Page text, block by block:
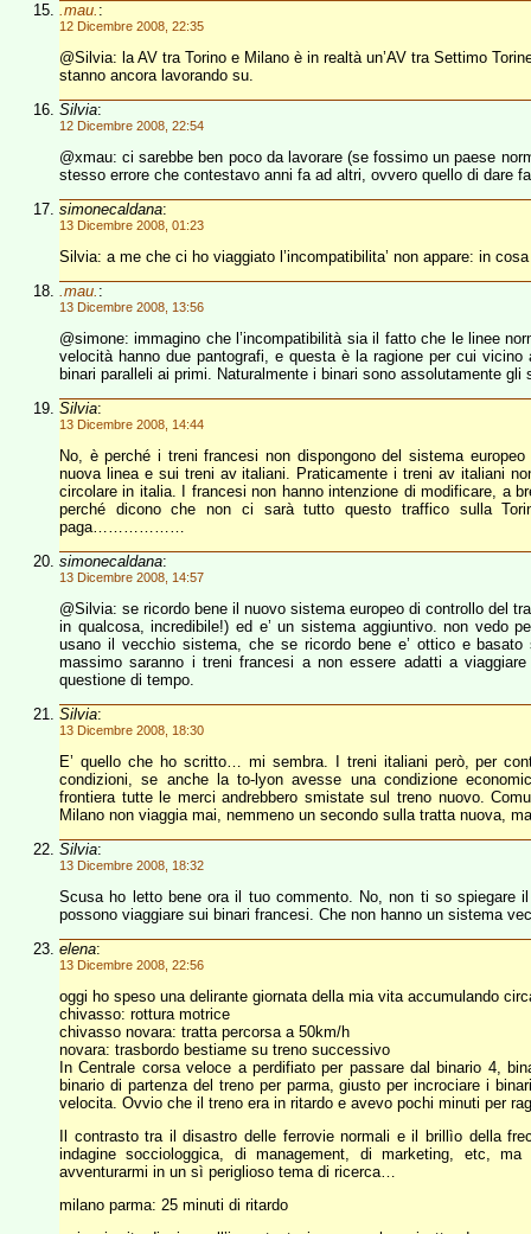
.mau. :
12 Dicembre 2008, 22:35
@Silvia: la AV tra Torino e Milano è in realtà un’AV tra Settimo
stanno ancora lavorando su.
Silvia:
12 Dicembre 2008, 22:54
@xmau: ci sarebbe ben poco da lavorare (se fossimo un paese
stesso errore che contestavo anni fa ad altri, ovvero quello di dare
simonecaldana:
13 Dicembre 2008, 01:23
Silvia: a me che ci ho viaggiato l’incompatibilita’ non appare: in
.mau. :
13 Dicembre 2008, 13:56
@simone: immagino che l’incompatibilità sia il fatto che le linee
velocità hanno due pantografi, e questa è la ragione per cui
binari paralleli ai primi. Naturalmente i binari sono assolutamente
Silvia:
13 Dicembre 2008, 14:44
No, è perché i treni francesi non dispongono del sistema
nuova linea e sui treni av italiani. Praticamente i treni av italiani
circolare in italia. I francesi non hanno intenzione di modificare, a
perché dicono che non ci sarà tutto questo traffico sulla
paga………………
simonecaldana:
13 Dicembre 2008, 14:57
@Silvia: se ricordo bene il nuovo sistema europeo di controllo del
in qualcosa, incredibile!) ed e’ un sistema aggiuntivo. non vedo
usano il vecchio sistema, che se ricordo bene e’ ottico e basato
massimo saranno i treni francesi a non essere adatti a
questione di tempo.
Silvia:
13 Dicembre 2008, 18:30
E’ quello che ho scritto… mi sembra. I treni italiani però, per
condizioni, se anche la to-lyon avesse una condizione
frontiera tutte le merci andrebbero smistate sul treno nuovo.
Milano non viaggia mai, nemmeno un secondo sulla tratta nuova,
Silvia:
13 Dicembre 2008, 18:32
Scusa ho letto bene ora il tuo commento. No, non ti so spiegare
possono viaggiare sui binari francesi. Che non hanno un sistema
elena:
13 Dicembre 2008, 22:56
oggi ho speso una delirante giornata della mia vita accumulando
chivasso: rottura motrice
chivasso novara: tratta percorsa a 50km/h
novara: trasbordo bestiame su treno successivo
In Centrale corsa veloce a perdifiato per passare dal binario 4,
binario di partenza del treno per parma, giusto per incrociare i
velocita. Ovvio che il treno era in ritardo e avevo pochi minuti per
Il contrasto tra il disastro delle ferrovie normali e il brillìo della
indagine socciologgica, di management, di marketing, etc,
avventurarmi in un sì periglioso tema di ricerca…
milano parma: 25 minuti di ritardo